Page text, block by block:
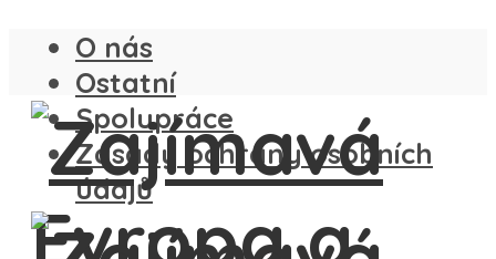
O nás
Ostatní
Spolupráce
Zásady ochrany osobních
údajů